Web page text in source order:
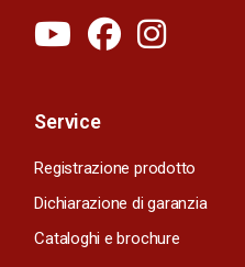
Service
Registrazione prodotto
Dichiarazione di garanzia
Cataloghi e brochure